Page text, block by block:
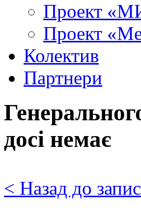
Проект
Проект
Колектив
Партнери
досі немає
< Назад до